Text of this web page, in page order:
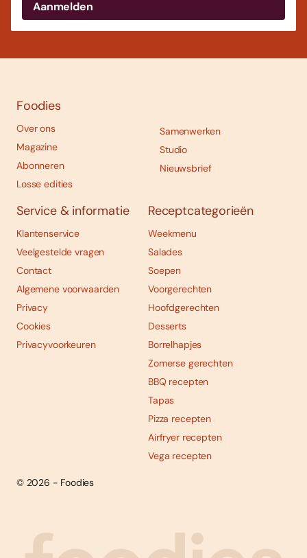
Abonneren
Foodies
Over ons
Magazine
Abonneren
Losse edities
Samenwerken
Studio
Nieuwsbrief
Service & informatie
Klantenservice
Veelgestelde vragen
Contact
Algemene voorwaarden
Privacy
Cookies
Privacyvoorkeuren
Receptcategorieën
Weekmenu
Salades
Soepen
Voorgerechten
Hoofdgerechten
Desserts
Borrelhapjes
Zomerse gerechten
BBQ recepten
Tapas
Pizza recepten
Airfryer recepten
Vega recepten
© 2026 - Foodies